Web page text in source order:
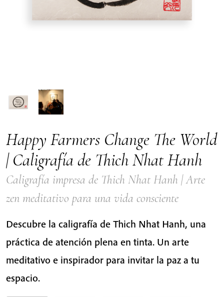
Happy Farmers Change The World
| Caligrafía de Thich Nhat Hanh
Caligrafía impresa de Thich Nhat Hanh | Arte
zen meditativo para una vida consciente
Descubre la caligrafía de Thich Nhat Hanh, una
práctica de atención plena en tinta. Un arte
meditativo e inspirador para invitar la paz a tu
espacio.